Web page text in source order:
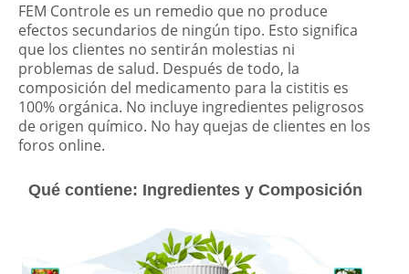
FEM Controle es un remedio que no produce
efectos secundarios de ningún tipo. Esto significa
que los clientes no sentirán molestias ni
problemas de salud. Después de todo, la
composición del medicamento para la cistitis es
100% orgánica. No incluye ingredientes peligrosos
de origen químico. No hay quejas de clientes en los
foros online.
Qué contiene: Ingredientes y Composición